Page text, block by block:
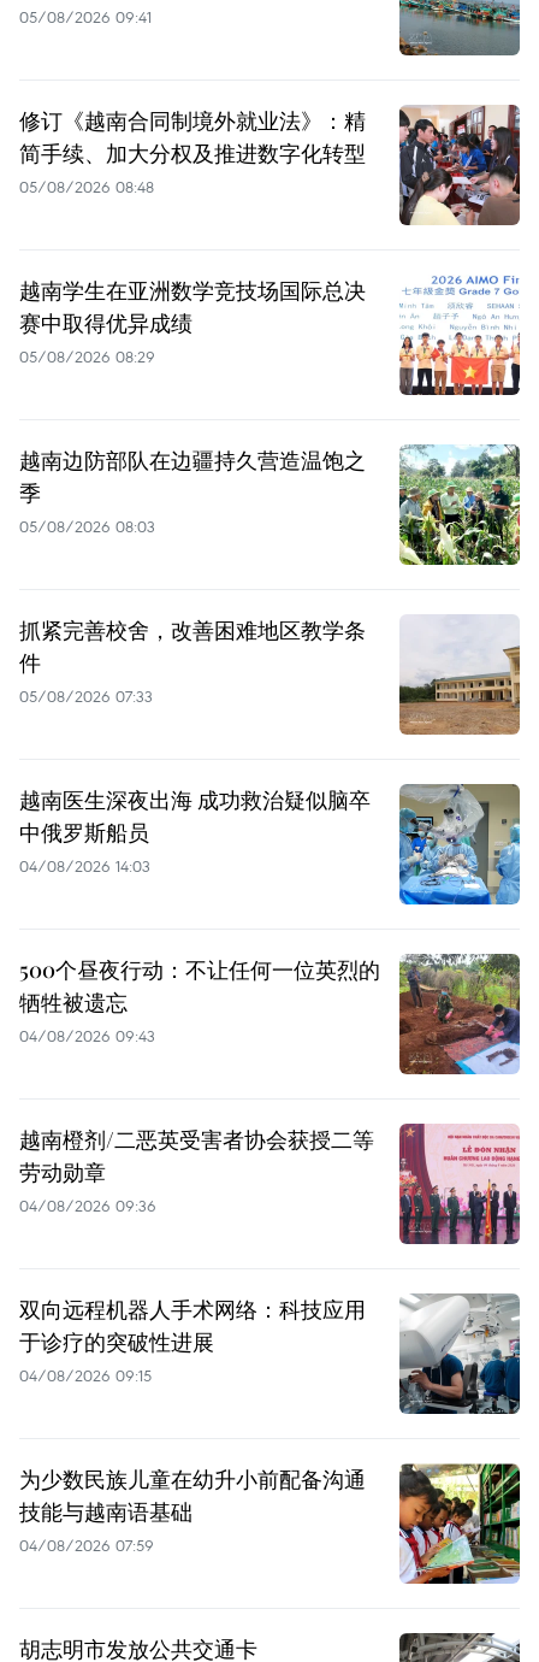
05/08/2026 09:41
修订《越南合同制境外就业法》：精
简手续、加大分权及推进数字化转型
05/08/2026 08:48
越南学生在亚洲数学竞技场国际总决
赛中取得优异成绩
05/08/2026 08:29
越南边防部队在边疆持久营造温饱之
季
05/08/2026 08:03
抓紧完善校舍，改善困难地区教学条
件
05/08/2026 07:33
越南医生深夜出海 成功救治疑似脑卒
中俄罗斯船员
04/08/2026 14:03
500个昼夜行动：不让任何一位英烈的
牺牲被遗忘
04/08/2026 09:43
越南橙剂/二恶英受害者协会获授二等
劳动勋章
04/08/2026 09:36
双向远程机器人手术网络：科技应用
于诊疗的突破性进展
04/08/2026 09:15
为少数民族儿童在幼升小前配备沟通
技能与越南语基础
04/08/2026 07:59
胡志明市发放公共交通卡